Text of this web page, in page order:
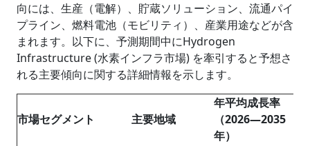
向には、生産（電解）、貯蔵ソリューション、流通パイ
プライン、燃料電池（モビリティ）、産業用途などが含
まれます。以下に、予測期間中にHydrogen
Infrastructure (水素インフラ市場) を牽引すると予想さ
れる主要傾向に関する詳細情報を示します。
市場セグメント 主要地域
年平均成長率
（2026―2035
年）